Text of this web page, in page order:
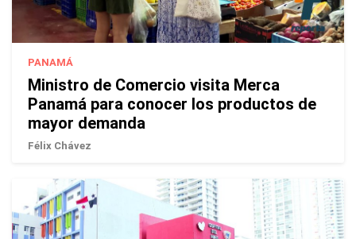
PANAMÁ
Ministro de Comercio visita Merca
Panamá para conocer los productos de
mayor demanda
Félix Chávez